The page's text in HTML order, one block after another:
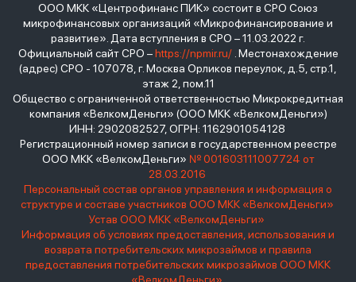
ООО МКК «Центрофинанс ПИК» состоит в СРО Союз
микрофинансовых организаций «Микрофинансирование и
развитие». Дата вступления в СРО – 11.03.2022 г.
Официальный сайт СРО –https://npmir.ru/. Местонахождение
(адрес) СРО - 107078, г. Москва Орликов переулок, д.5, стр.1,
этаж 2, пом.11
Общество с ограниченной ответственностью Микрокредитная
компания «ВелкомДеньги» (ООО МКК «ВелкомДеньги»)
ИНН: 2902082527, ОГРН: 1162901054128
Регистрационный номер записи в государственном реестре
ООО МКК «ВелкомДеньги» № 001603111007724 от
28.03.2016
Персональный состав органов управления и информация о
структуре и составе участников ООО МКК «ВелкомДеньги»
Устав ООО МКК «ВелкомДеньги»
Информация об условиях предоставления, использования и
возврата потребительских микрозаймов и правила
предоставления потребительских микрозаймов ООО МКК